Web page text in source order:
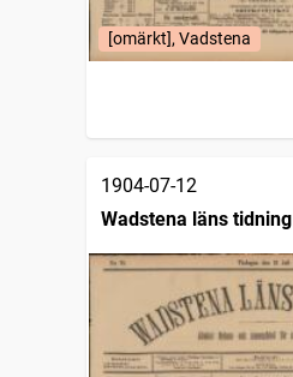
[omärkt], Vadstena
1904-07-12
Wadstena läns tidning